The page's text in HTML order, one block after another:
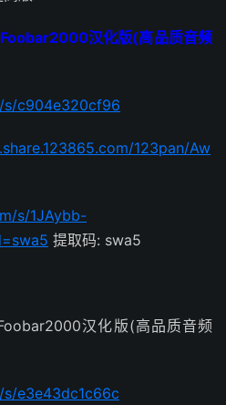
汉化版(高品质音频
s/c904e320cf96
123pan/Aw
s/1JAybb-
提取码: swa5
汉化版(高品质音频
e3e43dc1c66c